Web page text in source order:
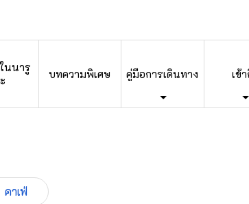
นนารู
บทความพิเศษ คู่มือการเดินทาง เข้
คาเฟ่